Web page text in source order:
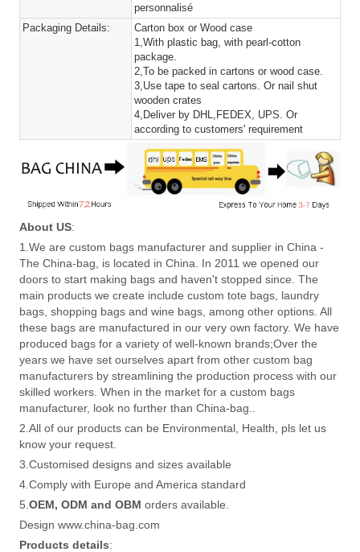
personnalisé
Packaging Details:
Carton box or Wood case
1,With plastic bag, with pearl-cotton
package.
2,To be packed in cartons or wood case.
3,Use tape to seal cartons. Or nail shut
wooden crates
4,Deliver by DHL,FEDEX, UPS. Or
according to customers' requirement
About US:
1.We are custom bags manufacturer and supplier in China -
The China-bag, is located in China. In 2011 we opened our
doors to start making bags and haven't stopped since. The
main products we create include custom tote bags, laundry
bags, shopping bags and wine bags, among other options. All
these bags are manufactured in our very own factory. We have
produced bags for a variety of well-known brands;Over the
years we have set ourselves apart from other custom bag
manufacturers by streamlining the production process with our
skilled workers. When in the market for a custom bags
manufacturer, look no further than China-bag..
2.All of our products can be Environmental, Health, pls let us
know your request.
3.Customised designs and sizes available
4.Comply with Europe and America standard
5. OEM, ODM and OBM orders available.
Design www.china-bag.com
Products details: